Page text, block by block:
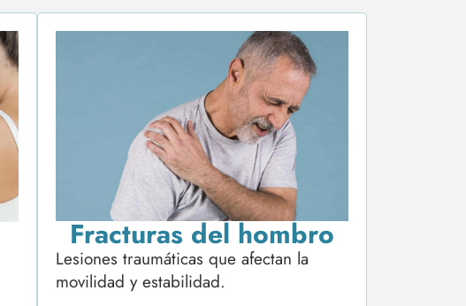
Fracturas del hombro
Lesiones traumáticas que afectan la
movilidad y estabilidad.